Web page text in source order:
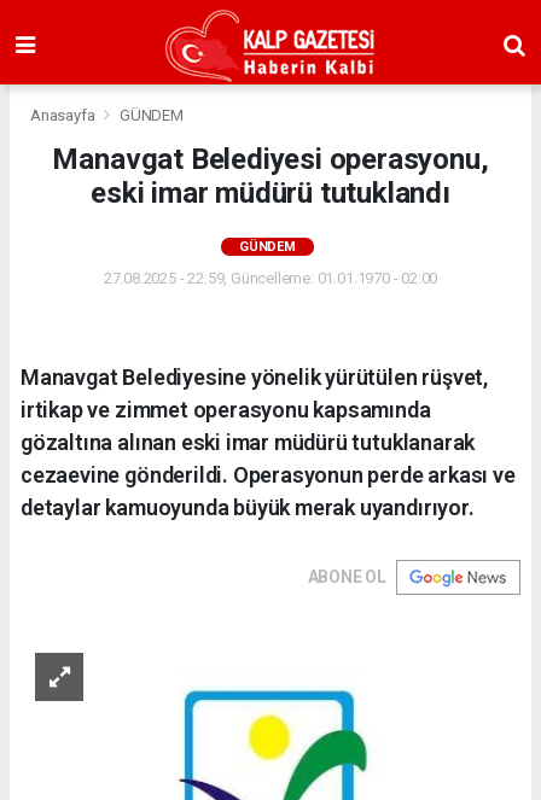
Anasayfa GÜNDEM
Manavgat Belediyesi operasyonu,
eski imar müdürü tutuklandı
GÜNDEM
27.08.2025 - 22:59, Güncelleme: 01.01.1970 - 02:00
Manavgat Belediyesine yönelik yürütülen rüşvet,
irtikap ve zimmet operasyonu kapsamında
gözaltına alınan eski imar müdürü tutuklanarak
cezaevine gönderildi. Operasyonun perde arkası ve
detaylar kamuoyunda büyük merak uyandırıyor.
ABONE OL